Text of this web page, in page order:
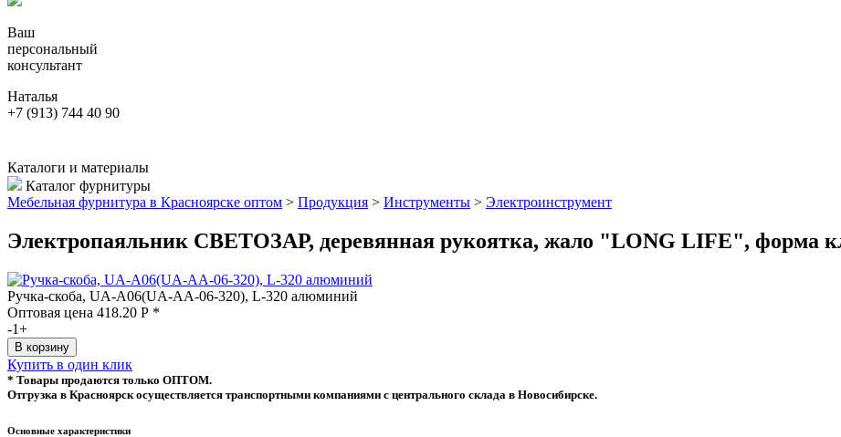
Ваш
персональный
консультант
Наталья
+7 (913) 744 40 90
Каталоги и материалы
Каталог фурнитуры
Мебельная фурнитура в Красноярске оптом > Продукция > Инструменты > Электроинструмент
Электропаяльник СВЕТОЗАР, деревянная рукоятка, жало "LONG LIFE", форма
Ручка-скоба, UA-A06(UA-AA-06-320), L-320 алюминий
Оптовая цена 418.20 Р *
-1+
Купить в один клик
* Товары продаются только ОПТОМ.
Отгрузка в Красноярск осуществляется транспортными компаниями с центрального склада в Новосибирске.
Основные характеристики